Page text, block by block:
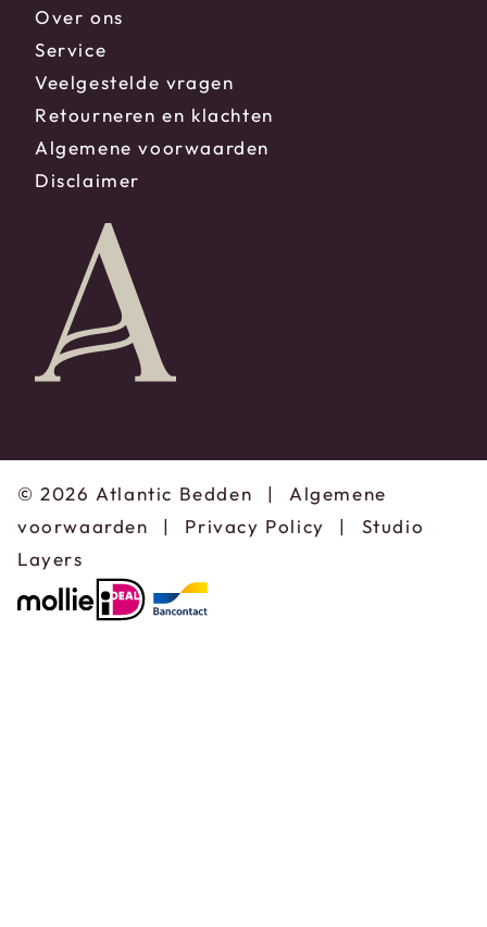
Over ons
Service
Veelgestelde vragen
Retourneren en klachten
Algemene voorwaarden
Disclaimer
© 2026 Atlantic Bedden |
Algemene
voorwaarden
| Privacy Policy |
Studio
Layers